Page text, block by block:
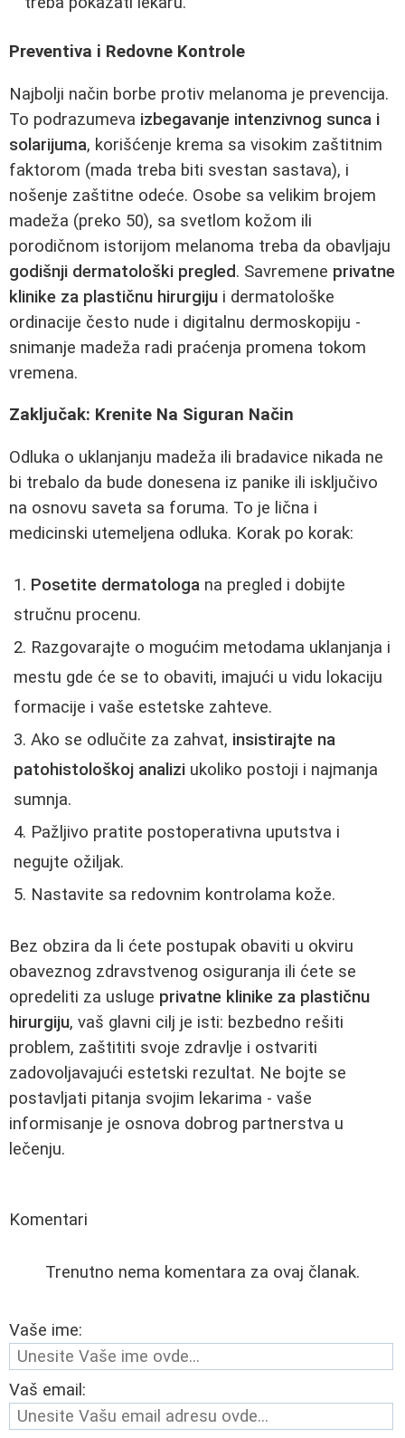
Preventiva i Redovne Kontrole
Najbolji način borbe protiv melanoma je prevencija.
To podrazumeva izbegavanje intenzivnog sunca i
solarijuma, korišćenje krema sa visokim zaštitnim
faktorom (mada treba biti svestan sastava), i
nošenje zaštitne odeće. Osobe sa velikim brojem
madeža (preko 50), sa svetlom kožom ili
porodičnom istorijom melanoma treba da obavljaju
godišnji dermatološki pregled. Savremene privatne
klinike za plastičnu hirurgiju i dermatološke
ordinacije često nude i digitalnu dermoskopiju -
snimanje madeža radi praćenja promena tokom
vremena.
Zaključak: Krenite Na Siguran Način
Odluka o uklanjanju madeža ili bradavice nikada ne
bi trebalo da bude donesena iz panike ili isključivo
na osnovu saveta sa foruma. To je lična i
medicinski utemeljena odluka. Korak po korak:
Posetite dermatologa na pregled i dobijte
stručnu procenu.
Razgovarajte o mogućim metodama uklanjanja i
mestu gde će se to obaviti, imajući u vidu lokaciju
formacije i vaše estetske zahteve.
Ako se odlučite za zahvat, insistirajte na
patohistološkoj analizi ukoliko postoji i najmanja
sumnja.
Pažljivo pratite postoperativna uputstva i
negujte ožiljak.
Nastavite sa redovnim kontrolama kože.
Bez obzira da li ćete postupak obaviti u okviru
obaveznog zdravstvenog osiguranja ili ćete se
opredeliti za usluge privatne klinike za plastičnu
hirurgiju, vaš glavni cilj je isti: bezbedno rešiti
problem, zaštititi svoje zdravlje i ostvariti
zadovoljavajući estetski rezultat. Ne bojte se
postavljati pitanja svojim lekarima - vaše
informisanje je osnova dobrog partnerstva u
lečenju.
Komentari
Trenutno nema komentara za ovaj članak.
Vaše ime:
Vaš email: